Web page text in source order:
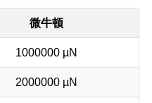
微牛顿
1000000 µN
2000000 µN